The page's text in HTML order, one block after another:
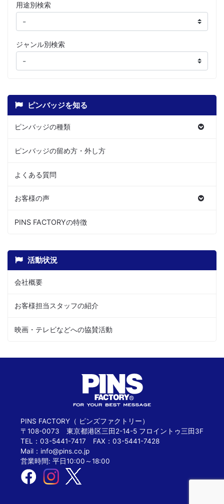
用途別検索
ジャンル別検索
ピンバッジを知る
ピンバッジの種類
ピンバッジの留め方・外し方
よくある質問
お客様の声
PINS FACTORYの特徴
活動状況
会社概要
お客様担当スタッフの紹介
映画・テレビなどへの協賛活動
PINS FACTORY（ ピンズファクトリー）
〒108-0073 東京都港区三田2-14-5 フロイントゥ三田3F
TEL：03-5441-7417 FAX：03-5441-7428
Mail： info@pins.co.jp
営業時間: 平日10:00～18:00